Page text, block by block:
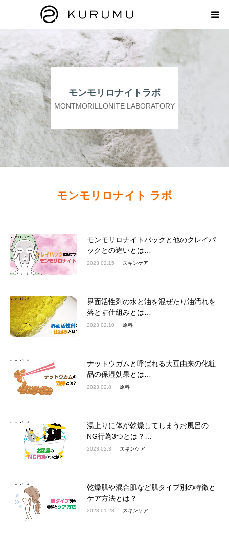
モンモリロナイトラボ
MONTMORILLONITE LABORATORY
モンモリロナイト ラボ
モンモリロナイトパックと他のクレイパ
ックとの違いとは…
2023.02.15 スキンケア
界面活性剤の水と油を混ぜたり油汚れを
落とす仕組みとは…
2023.02.10 原料
ナットウガムと呼ばれる大豆由来の化粧
品の保湿効果とは…
2023.02.8 原料
湯上りに体が乾燥してしまうお風呂の
NG行為3つとは？…
2023.02.3 スキンケア
乾燥肌や混合肌など肌タイプ別の特徴と
ケア方法とは？
2023.01.28 スキンケア
HOME
ABOUT
プロダクト
モンモリロナイトラボ
お知らせ